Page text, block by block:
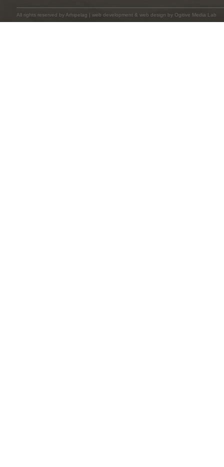
All rights reserved by Arhipelag | web development & web design by Ogitive Media Lab